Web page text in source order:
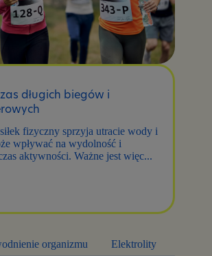
długich biegów i
fizyczny sprzyja utracie wody i
wpływać na wydolność i
aktywności. Ważne jest więc...
organizmu Elektrolity